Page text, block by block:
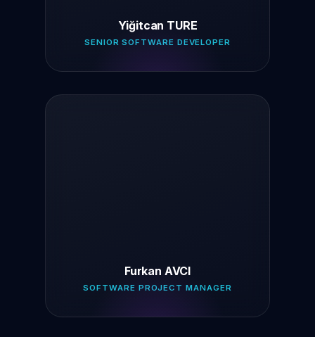
Yiğitcan TURE
SENIOR SOFTWARE DEVELOPER
Furkan AVCI
SOFTWARE PROJECT MANAGER